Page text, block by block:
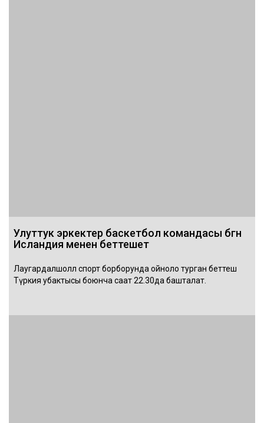
Улуттук эркектер баскетбол командасы бүгүн
Исландия менен беттешет
Лаугардалшолл спорт борборунда ойноло турган беттеш
Түркия убактысы боюнча саат 22.30да башталат.